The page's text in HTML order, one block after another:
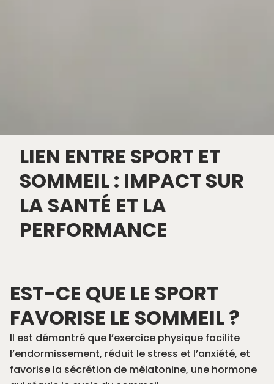
LIEN ENTRE SPORT ET
SOMMEIL : IMPACT SUR
LA SANTÉ ET LA
PERFORMANCE
EST-CE QUE LE SPORT
FAVORISE LE SOMMEIL ?
Il est démontré que l’exercice physique facilite
l’endormissement, réduit le stress et l’anxiété, et
favorise la sécrétion de mélatonine, une hormone